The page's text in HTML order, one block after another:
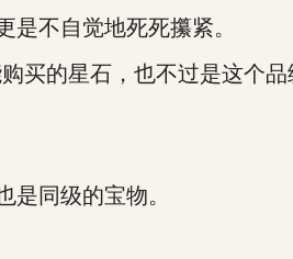
不自觉地死死攥紧。
买的星石，也不过是这个
同级的宝物。